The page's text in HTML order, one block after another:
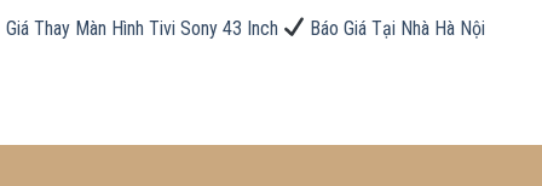
Giá Thay Màn Hình Tivi Sony 43 Inch
Báo Giá Tại Nhà Hà Nội